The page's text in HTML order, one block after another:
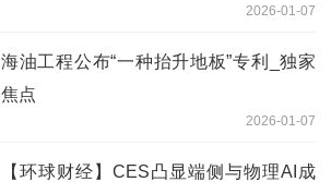
2026-01-07
海油工程公布“一种抬升地板”专利_独家
焦点
2026-01-07
【环球财经】CES凸显端侧与物理AI成